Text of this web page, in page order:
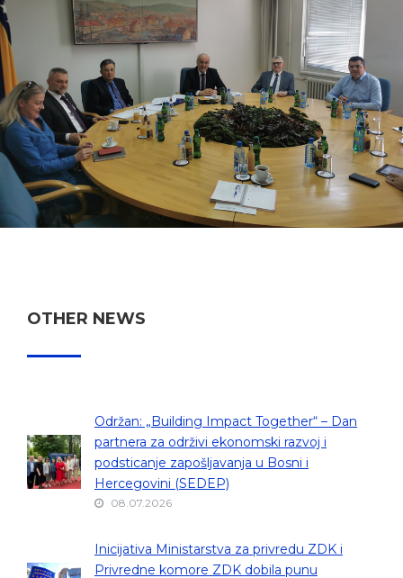
OTHER NEWS
Održan: „Building Impact Together“ – Dan
partnera za održivi ekonomski razvoj i
podsticanje zapošljavanja u Bosni i
Hercegovini (SEDEP)
08.07.2026
Inicijativa Ministarstva za privredu ZDK i
Privredne komore ZDK dobila punu